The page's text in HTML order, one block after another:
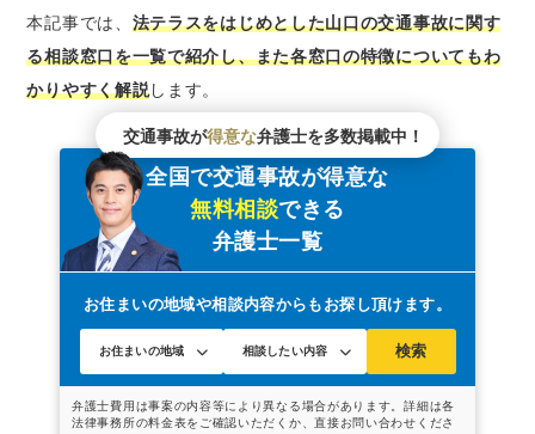
山口で交通事故問題が得意な弁護士を探すなら
「ベンナビ交通事故」がおすすめ
山口の交通事故を弁護士に相談するメリット
山口の交通事故を弁護士に相談するデメリット
交通事故の示談交渉を弁護士に相談すべきケー
ス
弁護士の力でより良い解決に至った山口の交通
事故事例
山口の交通事故は弁護士に相談を
本記事では、 法テラスをはじめとした山口の交通事故に関す
る相談窓口を一覧で紹介し、また各窓口の特徴についてもわ
かりやすく解説します。
交通事故が得意な弁護士を多数掲載中！
全国で交通事故が得意な
無料相談できる
弁護士一覧
お住まいの地域や相談内容からもお探し頂けます。
検索